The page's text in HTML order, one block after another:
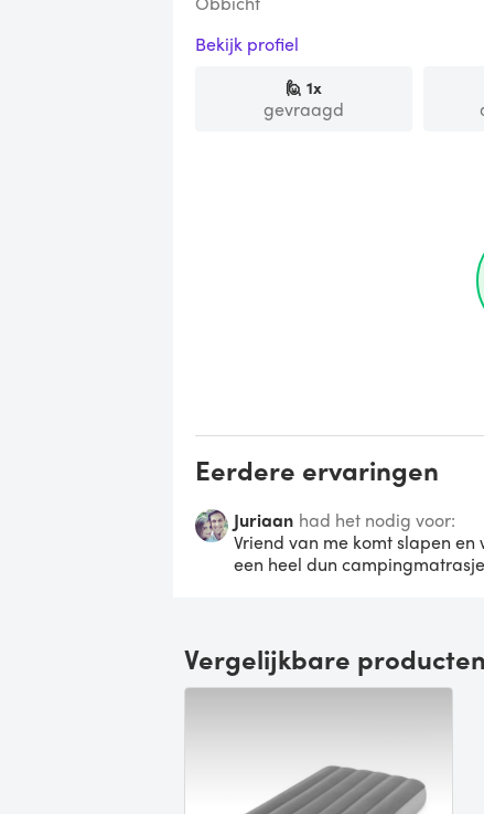
Bekijk profiel
🙋 1x
gevraagd
Eerdere ervaringen
Juriaan had het nodig voor:
Vriend van me komt slapen
een heel dun
Vergelijkbare producten